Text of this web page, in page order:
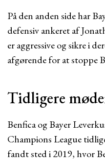
På den anden side har
defensiv ankeret af
er aggressive og sikre i
afgørende for at stoppe
Tidligere
Benfica og Bayer
Champions League
fandt sted i 2019, hvor